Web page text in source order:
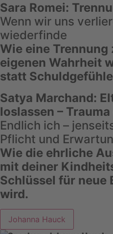
Sara Romei:
Wenn wir uns
wiederfinde
Wie eine
eigenen Wahrheit
statt
Satya Marchand:
loslassen –
Endlich ich –
Pflicht und
Wie die ehrliche
mit deiner
Schlüssel für neue
wird.
Johanna Hauck